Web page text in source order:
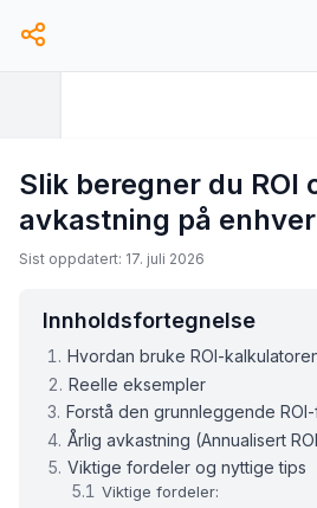
Slik beregner du ROI
avkastning på
Sist oppdatert: 17. juli 2026
Innholdsfortegnelse
Hvordan bruke ROI-
Reelle eksempler
Forstå den grunnleggende
Årlig avkastning (Annualisert
Viktige fordeler og nyttige tips
Viktige fordeler: